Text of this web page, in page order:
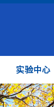
实验中心